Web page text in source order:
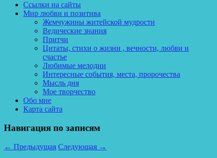
Ссылки на сайты
Мир любви и позитива
Жемчужины житейской мудрости
Ведические знания
Притчи
Цитаты, стихи о жизни , вечности, любви и
счастье
Любимые мелодии
Интересные события, места, пророчества
Мысль дня
Мое творчество
Обо мне
Карта сайта
Навигация по записям
← Предыдущая Следующая →